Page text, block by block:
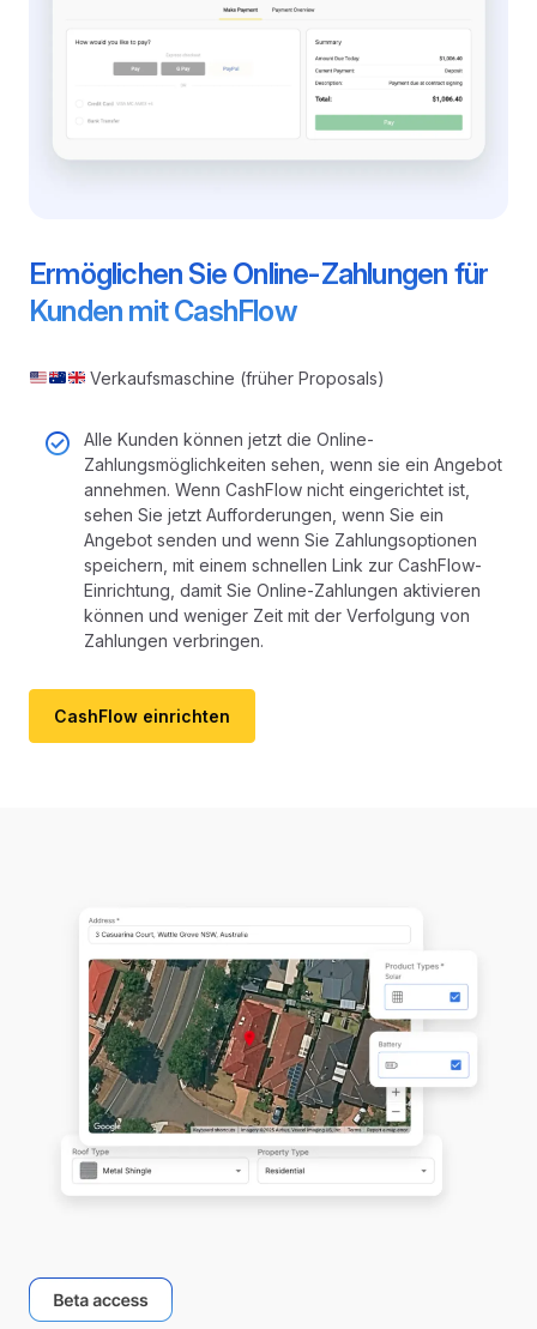
Ermöglichen Sie Online-Zahlungen für
Kunden mit CashFlow
Verkaufsmaschine (früher Proposals)
Alle Kunden können jetzt die Online-
Zahlungsmöglichkeiten sehen, wenn sie ein Angebot
annehmen. Wenn CashFlow nicht eingerichtet ist,
sehen Sie jetzt Aufforderungen, wenn Sie ein
Angebot senden und wenn Sie Zahlungsoptionen
speichern, mit einem schnellen Link zur CashFlow-
Einrichtung, damit Sie Online-Zahlungen aktivieren
können und weniger Zeit mit der Verfolgung von
Zahlungen verbringen.
CashFlow einrichten